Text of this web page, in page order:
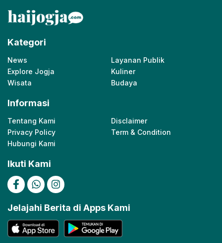
Kategori
News
Layanan Publik
Explore Jogja
Kuliner
Wisata
Budaya
Informasi
Tentang Kami
Disclaimer
Privacy Policy
Term & Condition
Hubungi Kami
Ikuti Kami
Jelajahi Berita di Apps Kami